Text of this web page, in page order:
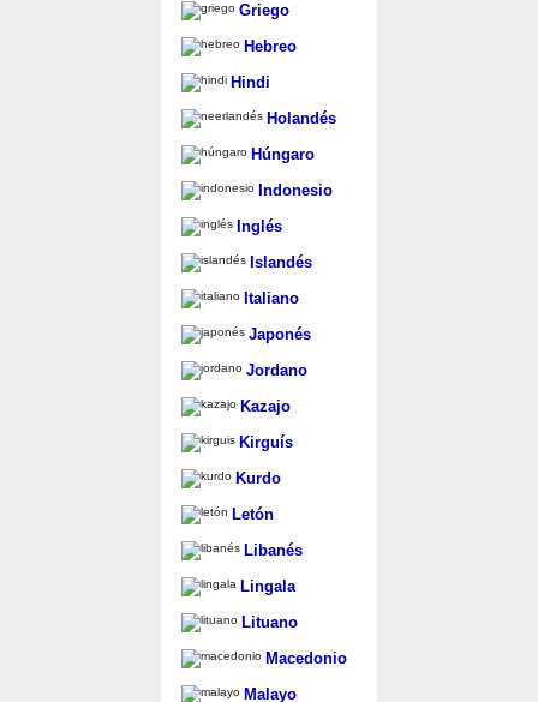
Griego
Hebreo
Hindi
Holandés
Húngaro
Indonesio
Inglés
Islandés
Italiano
Japonés
Jordano
Kazajo
Kirguís
Kurdo
Letón
Libanés
Lingala
Lituano
Macedonio
Malayo